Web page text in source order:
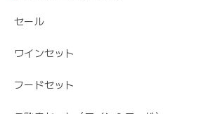
セール
ワインセット
フードセット